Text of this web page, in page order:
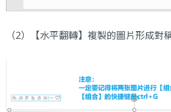
（2）【水平翻轉】複製的圖片形成